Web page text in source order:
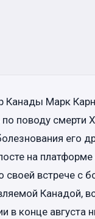
Канады Марк
поводу смерти
его
на платформе
своей встрече с
Канадой,
в конце августа